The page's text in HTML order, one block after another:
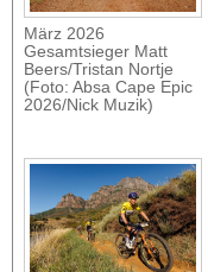
März 2026
Gesamtsieger Matt
Beers/Tristan Nortje
(Foto: Absa Cape Epic
2026/Nick Muzik)